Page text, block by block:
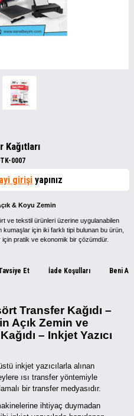
0007
girişi yapınız
& Koyu Zemin
ve tekstil ürünleri üzerine uygulanabilen
kumaşlar için iki farklı tipi bulunan bu ürün,
pratik ve ekonomik bir çözümdür.
Et İade Koşulları Beni
Transfer Kağıdı –
Açık Zemin ve
– Inkjet Yazıcı
inkjet yazıcılarla alınan
ısı transfer yöntemiyle
bir transfer medyasıdır.
ihtiyaç duymadan